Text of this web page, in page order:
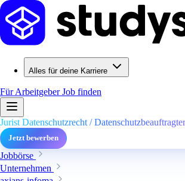
Alles für deine Karriere
Für ArbeitgeberJob finden
Jurist Datenschutzrecht /
Jetzt bewerben
Jobbörse
Unternehmen